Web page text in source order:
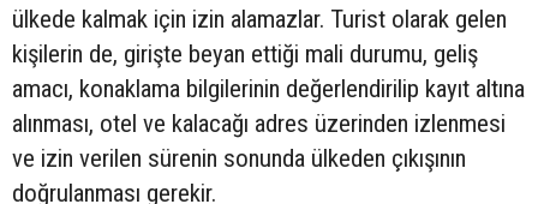
ülkede kalmak için izin alamazlar. Turist olarak gelen
kişilerin de, girişte beyan ettiği mali durumu, geliş
amacı, konaklama bilgilerinin değerlendirilip kayıt altına
alınması, otel ve kalacağı adres üzerinden izlenmesi
ve izin verilen sürenin sonunda ülkeden çıkışının
doğrulanması gerekir.